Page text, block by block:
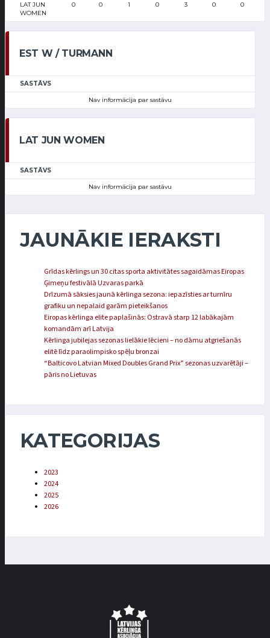
LAT JUN
WOMEN
0 0 1 0 3 0 0
EST W / TURMANN
SASTĀVS
Nav informācija par sastāvu
LAT JUN WOMEN
SASTĀVS
Nav informācija par sastāvu
JAUNĀKIE IERAKSTI
Grīdas kērlings un 30 citas sporta aktivitātes sagaidāmas Eiropas
Ģimeņu festivālā Uzvaras parkā
Drīzumā sāksies jaunā kērlinga sezona: iepazīsties ar turnīru
grafiku un nepalaid garām pieteikšanos
Eiropas kērlinga elite paplašinās: Ostravā starp 12 labākajām
komandām arī Latvija
Kērlinga jubilejas sezonas lielākie lēcieni – no dāmu atgriešanās
elitē līdz paraolimpisko spēļu bronzai
“Balticovo Latvian Mixed Doubles Grand Prix” sezonas uzvarētāji –
pāris no Lietuvas
KATEGORIJAS
2023
2024
2025
2026